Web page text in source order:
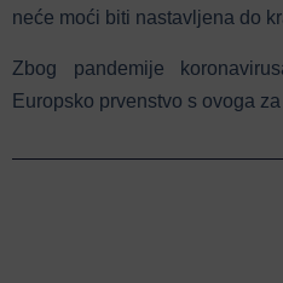
neće moći biti nastavljena do
Zbog pandemije
Europsko prvenstvo s ovoga